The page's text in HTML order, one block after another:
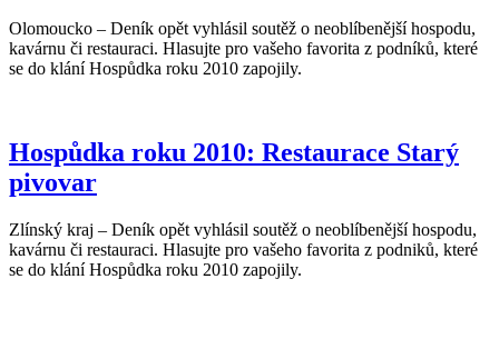
Olomoucko – Deník opět vyhlásil soutěž o neoblíbenější hospodu,
kavárnu či restauraci. Hlasujte pro vašeho favorita z podníků, které
se do klání Hospůdka roku 2010 zapojily.
Hospůdka roku 2010: Restaurace Starý
pivovar
Zlínský kraj – Deník opět vyhlásil soutěž o neoblíbenější hospodu,
kavárnu či restauraci. Hlasujte pro vašeho favorita z podniků, které
se do klání Hospůdka roku 2010 zapojily.